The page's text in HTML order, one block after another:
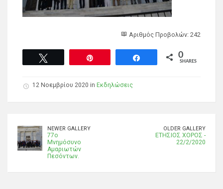
Αριθμός Προβολών: 242
0
SHARES
12 Νοεμβρίου 2020 in Εκδηλώσεις
NEWER GALLERY
77ο
Μνημόσυνο
Αμαριωτών
Πεσόντων.
OLDER GALLERY
ΕΤΗΣΙΟΣ ΧΟΡΟΣ -
22/2/2020